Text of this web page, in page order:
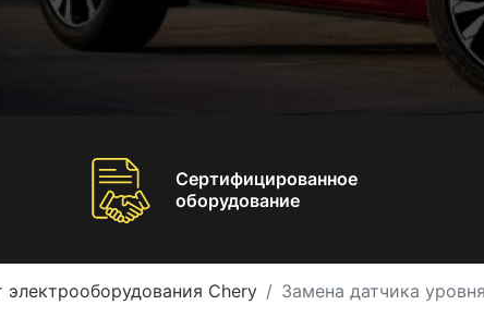
Сертифицированное
оборудование
электрооборудования Chery Замена датчика